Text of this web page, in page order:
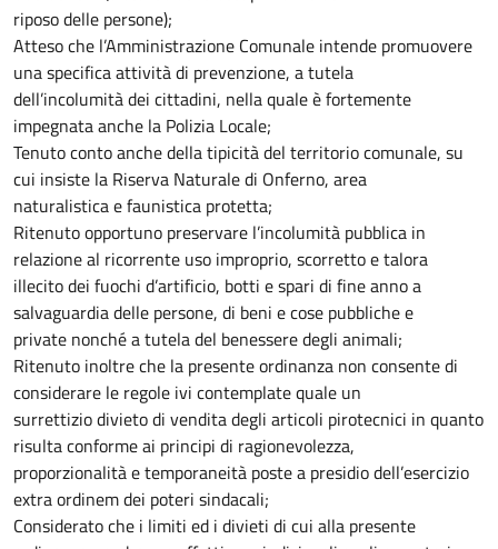
riposo delle persone);
Atteso che l’Amministrazione Comunale intende promuovere
una specifica attività di prevenzione, a tutela
dell’incolumità dei cittadini, nella quale è fortemente
impegnata anche la Polizia Locale;
Tenuto conto anche della tipicità del territorio comunale, su
cui insiste la Riserva Naturale di Onferno, area
naturalistica e faunistica protetta;
Ritenuto opportuno preservare l’incolumità pubblica in
relazione al ricorrente uso improprio, scorretto e talora
illecito dei fuochi d’artificio, botti e spari di fine anno a
salvaguardia delle persone, di beni e cose pubbliche e
private nonché a tutela del benessere degli animali;
Ritenuto inoltre che la presente ordinanza non consente di
considerare le regole ivi contemplate quale un
surrettizio divieto di vendita degli articoli pirotecnici in quanto
risulta conforme ai principi di ragionevolezza,
proporzionalità e temporaneità poste a presidio dell’esercizio
extra ordinem dei poteri sindacali;
Considerato che i limiti ed i divieti di cui alla presente